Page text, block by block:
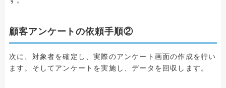
顧客アンケートの依頼手順②
次に、対象者を確定し、実際のアンケート画面の作成を行い
ます。そしてアンケートを実施し、データを回収します。